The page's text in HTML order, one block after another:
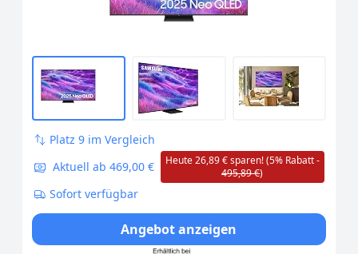
Platz 9 im Vergleich
Aktuell ab 469,00 €
Heute 26,89 € sparen! (5% Rabatt -
495,89 €)
Sofort verfügbar
Angebot anzeigen